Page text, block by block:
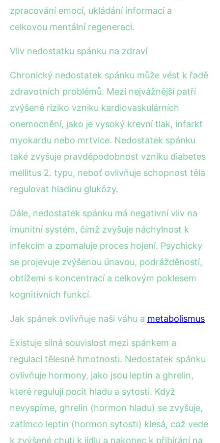
zpracování emocí, ukládání informací a
celkovou mentální regeneraci.
Vliv nedostatku spánku na zdraví
Chronický nedostatek spánku může vést k řadě
zdravotních problémů. Mezi nejvážnější patří
zvýšené riziko vzniku kardiovaskulárních
onemocnění, jako je vysoký krevní tlak, infarkt
myokardu nebo mrtvice. Nedostatek spánku
také zvyšuje pravděpodobnost vzniku diabetes
mellitus 2. typu, neboť ovlivňuje schopnost těla
regulovat hladinu glukózy.
Dále, nedostatek spánku má negativní vliv na
imunitní systém, čímž zvyšuje náchylnost k
infekcím a zpomaluje proces hojení. Psychicky
se projevuje zvýšenou únavou, podrážděností,
obtížemi s koncentrací a celkovým poklesem
kognitívních funkcí.
Jak spánek ovlivňuje naši váhu a metabolismus
Existuje silná souvislost mezi spánkem a
regulací tělesné hmotnosti. Nedostatek spánku
ovlivňuje hormony, jako jsou leptin a ghrelin,
které regulují pocit hladu a sytosti. Když
nevyspíme, ghrelin (hormon hladu) se zvyšuje,
zatímco leptin (hormon sytosti) klesá, což vede
k zvýšené chuti k jídlu a nakonec k přibírání na